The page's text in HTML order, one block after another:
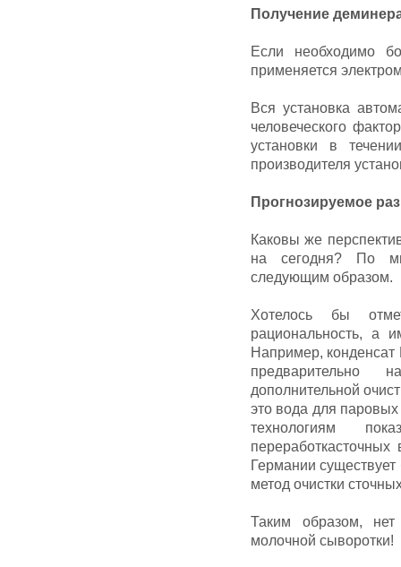
Получение
Если необходимо
применяется
Вся установка
человеческого
установки в
производителя
Прогнозируемое
Каковы же
на сегодня? По
следующим образом.
Хотелось бы
рациональность, а
Например, конденсат
предварительно
дополнительной
это вода для
технологиям
Германии
метод очистки
Таким образом, нет
молочной сыворотки!